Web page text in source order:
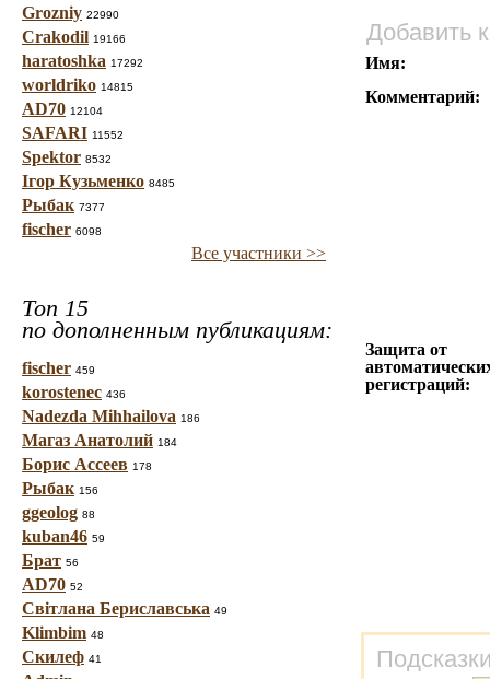
Grozniy 22990
Crakodil 19166
haratoshka 17292
worldriko 14815
AD70 12104
SAFARI 11552
Spektor 8532
Ігор Кузьменко 8485
Рыбак 7377
fischer 6098
Все участники >>
Топ 15
по дополненным публикациям:
fischer 459
korostenec 436
Nadezda Mihhailova 186
Магаз Анатолий 184
Борис Ассеев 178
Рыбак 156
ggeolog 88
kuban46 59
Брат 56
AD70 52
Світлана Бериславська 49
Klimbim 48
Скилеф 41
Добавить
Имя:
Комментарий:
Защита от
регистраций: